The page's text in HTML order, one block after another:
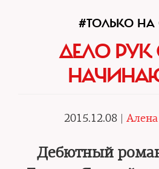
#ТОЛЬКО НА
ДЕЛО
2015.12.08 |
Дебютный